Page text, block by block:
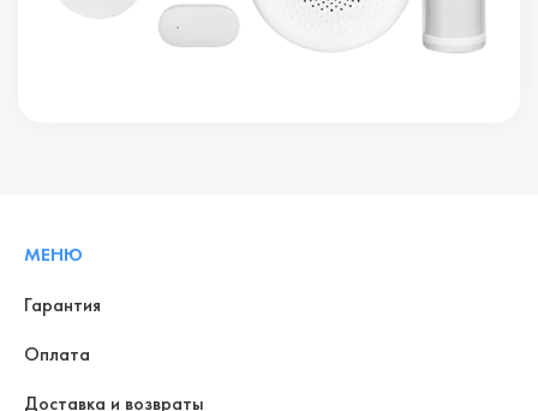
МЕНЮ
Гарантия
Оплата
Доставка и возвраты